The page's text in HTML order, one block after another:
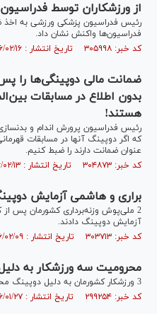
از ورزشکاران توسط
رئیس فدراسیون پزشکی ورزشی به اخذ
فدراسیون‌ها واکنش نشان داد.
کد خبر: ۳۰۵۹۹۸ تاریخ انتشار : ۱۳۹۶/۰۲/۱۶
ضمانت مالی دوپینگی‌ها را
بدون اطلاع در مسابقات
هستند!
رئیس فدراسیون پرورش اندام و
که اگر دوپینگ آنها در مسابقات
عنوان ضمانت دارند را ضبط کنیم.
کد خبر: ۳۰۴۸۷۳ تاریخ انتشار : ۱۳۹۶/۰۲/۱۳
براری و هاشمی آزمایش
2 ملی‌پوش وزنه‌برداری کشورمان پس
آزمایش دوپینگ دادند.
کد خبر: ۳۰۳۷۱۳ تاریخ انتشار : ۱۳۹۶/۰۲/۰۹
محرومیت سه ورزشکار به
3 ورزشکار کشورمان به دلیل دوپینگ محروم شدند.
کد خبر: ۲۹۹۲۵۴ تاریخ انتشار : ۱۳۹۶/۰۱/۲۷